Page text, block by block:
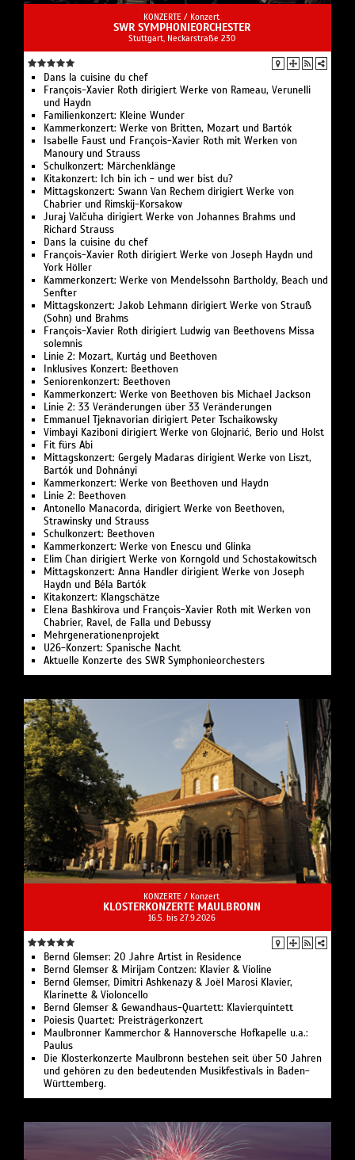
KONZERTE / Konzert
SWR SYMPHONIEORCHESTER
Stuttgart, Neckarstraße 230
Dans la cuisine du chef
François-Xavier Roth dirigiert Werke von Rameau, Verunelli
und Haydn
Familienkonzert: Kleine Wunder
Kammerkonzert: Werke von Britten, Mozart und Bartók
Isabelle Faust und François-Xavier Roth mit Werken von
Manoury und Strauss
Schulkonzert: Märchenklänge
Kitakonzert: Ich bin ich - und wer bist du?
Mittagskonzert: Swann Van Rechem dirigiert Werke von
Chabrier und Rimskij-Korsakow
Juraj Valčuha dirigiert Werke von Johannes Brahms und
Richard Strauss
Dans la cuisine du chef
François-Xavier Roth dirigiert Werke von Joseph Haydn und
York Höller
Kammerkonzert: Werke von Mendelssohn Bartholdy, Beach und
Senfter
Mittagskonzert: Jakob Lehmann dirigiert Werke von Strauß
(Sohn) und Brahms
François-Xavier Roth dirigiert Ludwig van Beethovens Missa
solemnis
Linie 2: Mozart, Kurtág und Beethoven
Inklusives Konzert: Beethoven
Seniorenkonzert: Beethoven
Kammerkonzert: Werke von Beethoven bis Michael Jackson
Linie 2: 33 Veränderungen über 33 Veränderungen
Emmanuel Tjeknavorian dirigiert Peter Tschaikowsky
Vimbayi Kaziboni dirigiert Werke von Glojnarić, Berio und Holst
Fit fürs Abi
Mittagskonzert: Gergely Madaras dirigient Werke von Liszt,
Bartók und Dohnányi
Kammerkonzert: Werke von Beethoven und Haydn
Linie 2: Beethoven
Antonello Manacorda, dirigiert Werke von Beethoven,
Strawinsky und Strauss
Schulkonzert: Beethoven
Kammerkonzert: Werke von Enescu und Glinka
Elim Chan dirigiert Werke von Korngold und Schostakowitsch
Mittagskonzert: Anna Handler dirigient Werke von Joseph
Haydn und Béla Bartók
Kitakonzert: Klangschätze
Elena Bashkirova und François-Xavier Roth mit Werken von
Chabrier, Ravel, de Falla und Debussy
Mehrgenerationenprojekt
U26-Konzert: Spanische Nacht
Aktuelle Konzerte des SWR Symphonieorchesters
KONZERTE / Konzert
KLOSTERKONZERTE MAULBRONN
16.5. bis 27.9.2026
Bernd Glemser: 20 Jahre Artist in Residence
Bernd Glemser & Mirijam Contzen: Klavier & Violine
Bernd Glemser, Dimitri Ashkenazy & Joël Marosi Klavier,
Klarinette & Violoncello
Bernd Glemser & Gewandhaus-Quartett: Klavierquintett
Poiesis Quartet: Preisträgerkonzert
Maulbronner Kammerchor & Hannoversche Hofkapelle u.a.:
Paulus
Die Klosterkonzerte Maulbronn bestehen seit über 50 Jahren
und gehören zu den bedeutenden Musikfestivals in Baden-
Württemberg.